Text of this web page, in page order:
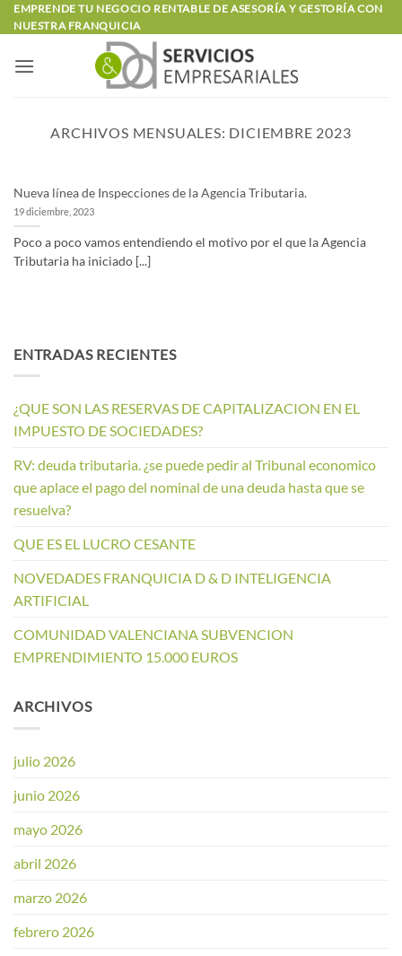
Saltar
al
EMPRENDE TU NEGOCIO RENTABLE DE ASESORÍA Y GESTORÍA CON
NUESTRA FRANQUICIA
ARCHIVOS MENSUALES: DICIEMBRE 2023
Nueva línea de Inspecciones de la Agencia Tributaria.
19 diciembre, 2023
Poco a poco vamos entendiendo el motivo por el que la Agencia
Tributaria ha iniciado [...]
ENTRADAS RECIENTES
¿QUE SON LAS RESERVAS DE CAPITALIZACION EN EL
IMPUESTO DE SOCIEDADES?
RV: deuda tributaria. ¿se puede pedir al Tribunal economico
que aplace el pago del nominal de una deuda hasta que se
resuelva?
QUE ES EL LUCRO CESANTE
NOVEDADES FRANQUICIA D & D INTELIGENCIA
ARTIFICIAL
COMUNIDAD VALENCIANA SUBVENCION
EMPRENDIMIENTO 15.000 EUROS
ARCHIVOS
julio 2026
junio 2026
mayo 2026
abril 2026
marzo 2026
febrero 2026